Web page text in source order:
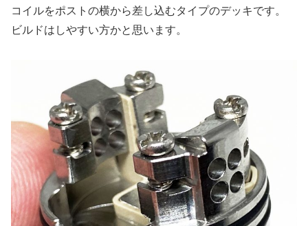
コイルをポストの横から差し込むタイプのデッキです。
ビルドはしやすい方かと思います。